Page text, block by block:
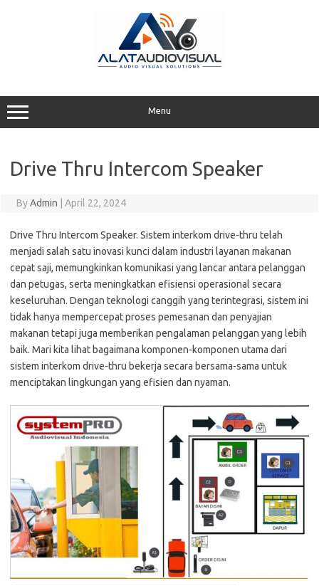
Menu
Drive Thru Intercom Speaker
ByAdmin April 22, 2024
Drive Thru Intercom Speaker. Sistem interkom drive-thru telah
menjadi salah satu inovasi kunci dalam industri layanan makanan
cepat saji, memungkinkan komunikasi yang lancar antara pelanggan
dan petugas, serta meningkatkan efisiensi operasional secara
keseluruhan. Dengan teknologi canggih yang terintegrasi, sistem ini
tidak hanya mempercepat proses pemesanan dan penyajian
makanan tetapi juga memberikan pengalaman pelanggan yang lebih
baik. Mari kita lihat bagaimana komponen-komponen utama dari
sistem interkom drive-thru bekerja secara bersama-sama untuk
menciptakan lingkungan yang efisien dan nyaman.